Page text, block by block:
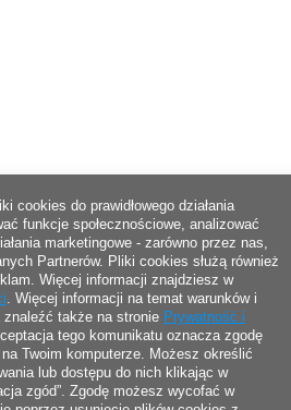
cookies do prawidłowego działania
funkcje społecznościowe, analizować
marketingowe - zarówno przez nas,
Partnerów. Pliki cookies służą również
Więcej informacji znajdziesz w
. Więcej informacji na temat warunków i
znaleźć także na stronie Prywatność i
tego komunikatu oznacza zgodę
Twoim komputerze. Możesz określić
lub dostępu do nich klikając w
zgód”. Zgodę możesz wycofać w